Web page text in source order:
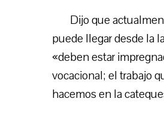
Dijo que
puede llegar desde la
«deben estar
vocacional; el trabajo
hacemos en la